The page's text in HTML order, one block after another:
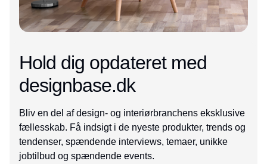
Hold dig opdateret med
designbase.dk
Bliv en del af design- og interiørbranchens eksklusive
fællesskab. Få indsigt i de nyeste produkter, trends og
tendenser, spændende interviews, temaer, unikke
jobtilbud og spændende events.